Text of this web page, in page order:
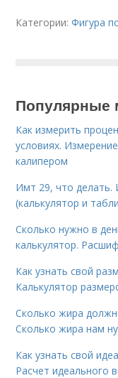
Категории:Фигура
Популярные
Как измерить
условиях.
калипером
Имт 29, что делать.
(калькулятор и
Сколько нужно в
калькулятор.
Как узнать свой
Калькулятор
Сколько жира
Сколько жира нам
Как узнать свой
Расчет идеального